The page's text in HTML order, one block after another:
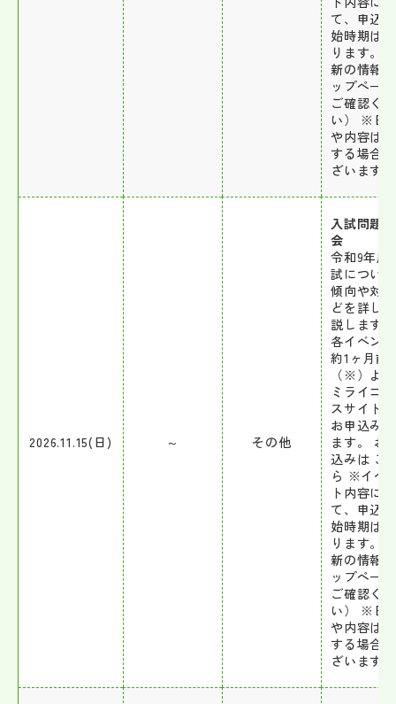
て、申込
始時期は
ります。
新の情報
ップペー
ご確認く
い） ※日
や内容は
する場合
ざいます。
2026.11.15(日) ～ その他
入試問題
会
令和9年度
試につい
傾向や対
どを詳し
説します。
各イベン
約1ヶ月前
（※）よ
ミライコ
スサイト
お申込み
ます。 お
込みは こ
ら ※イベ
ト内容に
て、申込
始時期は
ります。
新の情報
ップペー
ご確認く
い） ※日
や内容は
する場合
ざいます。